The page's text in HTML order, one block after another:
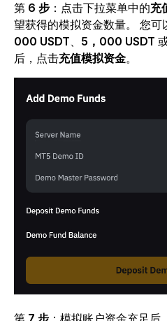
第 6 步 ：点击下拉菜单中的充
望获得的模拟资金数量。
您可
000 USDT、 5，000 USDT
后，点击充值模拟资金。
第 7 步 ：模拟账户资金充足